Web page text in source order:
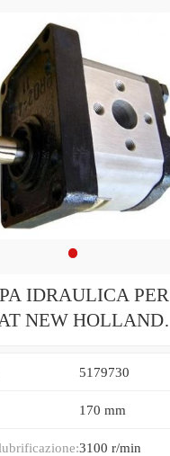
IDRAULICA PER
NEW HOLLAND
5179730
170 mm
3100 r/min